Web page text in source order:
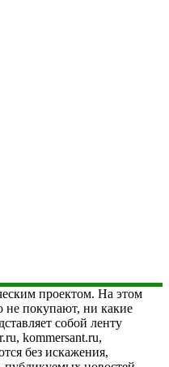
проектом. На этом
не покупают, ни какие
собой ленту
kommersant.ru,
без искажения,